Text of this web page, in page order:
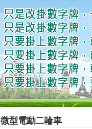
微型電動二輪車